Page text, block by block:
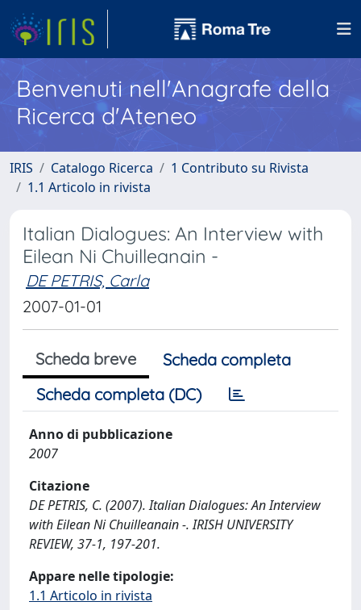
Benvenuti nell'Anagrafe della
Ricerca d'Ateneo
IRIS Catalogo Ricerca
1 Contributo su Rivista
1.1 Articolo in rivista
Italian Dialogues: An Interview with
Eilean Ni Chuilleanain -
DE PETRIS, Carla
2007-01-01
Scheda breve
Scheda completa
Scheda completa (DC)
Anno di pubblicazione
2007
Citazione
DE PETRIS, C. (2007). Italian Dialogues: An Interview
with Eilean Ni Chuilleanain -. IRISH UNIVERSITY
REVIEW, 37-1, 197-201.
Appare nelle tipologie:
1.1 Articolo in rivista